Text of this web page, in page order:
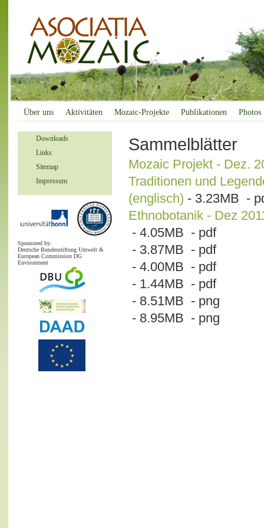
Über uns Aktivitäten Mozaic-Projekte Publikationen Photos
Downloads
Links
Sitemap
Impressum
Sponsored by:
Deutsche Bundesstiftung Umwelt &
European Commission DG
Environment
Sammelblätter
Mozaic Projekt - Dez.
Traditionen und
(englisch) - 3.23MB -
Ethnobotanik - Dez
- 4.05MB - pdf
- 3.87MB - pdf
- 4.00MB - pdf
- 1.44MB - pdf
- 8.51MB - png
- 8.95MB - png